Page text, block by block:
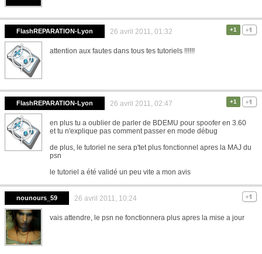
FlashREPARATION-Lyon 26 avril 2011, 01:32 +1
attention aux fautes dans tous tes tutoriels !!!!!!
FlashREPARATION-Lyon 26 avril 2011, 02:47 +1
en plus tu a oublier de parler de BDEMU pour spoofer en 3.60
et tu n'explique pas comment passer en mode débug
de plus, le tutoriel ne sera p'tet plus fonctionnel apres la MAJ du
psn
le tutoriel a été validé un peu vite a mon avis
nounours_59 26 avril 2011, 10:24
vais attendre, le psn ne fonctionnera plus apres la mise a jour